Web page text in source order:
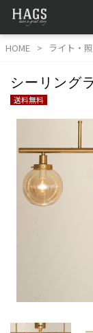
HOME ライト・
シーリング
送料無料